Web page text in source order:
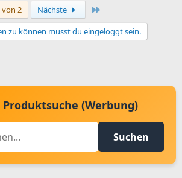
von 2 Nächste
zu können musst du eingeloggt sein.
Produktsuche (Werbung)
Suchen